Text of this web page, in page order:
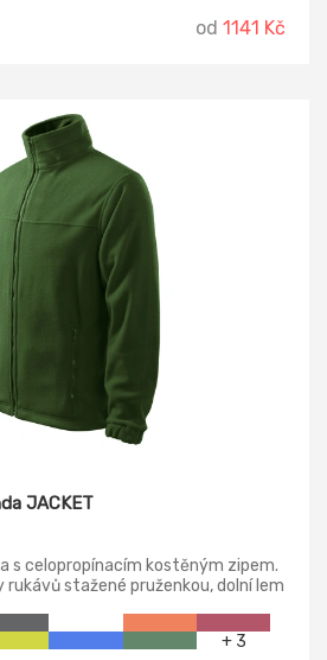
od 1141 Kč
JACKET
s celopropínacím kostěným zipem.
rukávů stažené pruženkou, dolní lem
+ 3